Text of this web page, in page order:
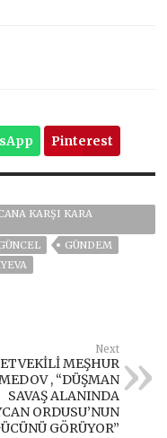
Pinterest
KARŞI KARA
GÜNDEM
Next
MEŞHUR
, “DÜŞMAN
SAVAŞ ALANINDA
ORDUSU’NUN
GÖRÜYOR”